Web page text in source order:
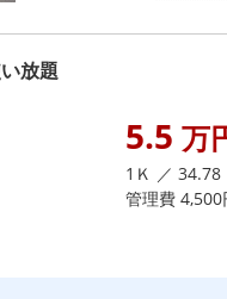
放題
5.5 万
1Ｋ ／ 34.78
管理費